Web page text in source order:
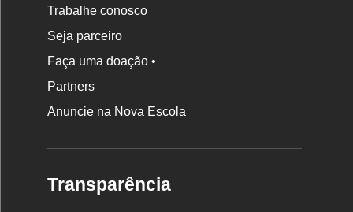
Trabalhe conosco
Seja parceiro
Faça uma doação •
Partners
Anuncie na Nova Escola
Transparência